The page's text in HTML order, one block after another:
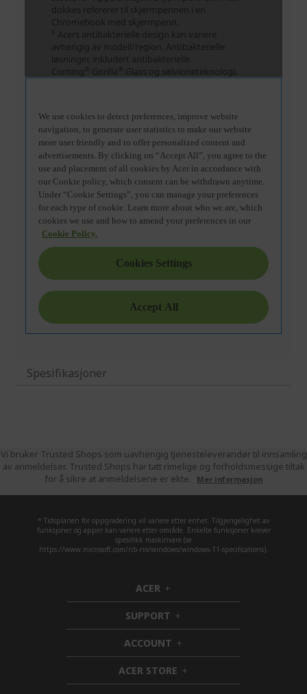
Spesifikasjoner
Vi bruker Trusted Shops som uavhengig tjenesteleverandør til innsamling
av anmeldelser. Trusted Shops har tatt rimelige og forholdsmessige tiltak
for å sikre at anmeldelsene er ekte.
Mer informasjon
* Tidsplanen for oppgradering vil variere etter enhet. Tilgjengelighet av
funksjoner og apper kan variere etter område. Enkelte funksjoner krever
spesifikk maskinvare (se
https://www.microsoft.com/nb-no/windows/windows-11-specifications).
ACER h
i
d
d
e
n
SUPPORT h
i
d
e
n
ACCOUNT h
i
d
d
ACER STORE h
i